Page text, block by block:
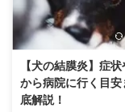
関係を深める上で非常に
す。 この記事では、チ
代表的な鳴き声の種類
鳴き声からわかるスト
のサイン、チンチラが鳴
理解して良好な関係を築
【犬の結膜炎】症
から病院に行く目安
底解説！